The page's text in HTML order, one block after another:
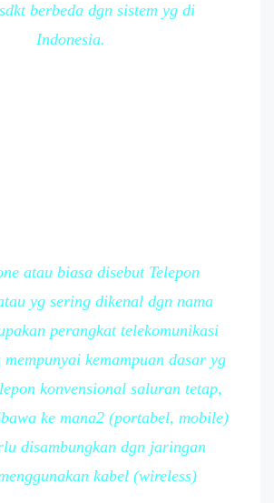
berbeda dgn sistem yg di
Indonesia.
atau biasa disebut Telepon
yg sering dikenal dgn nama
perangkat telekomunikasi
kemampuan dasar yg
konvensional saluran tetap,
ke mana2 (portabel, mobile)
disambungkan dgn jaringan
kabel (wireless)